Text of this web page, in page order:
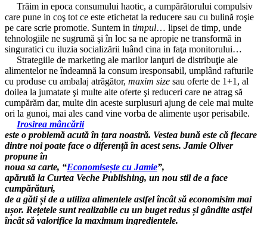
Trăim in epoca consumului haotic, a cumpărătorului compulsiv
care pune in coş tot ce este etichetat la reducere sau cu bulină roşie
pe care scrie promotie. Suntem in timpul… lipsei de timp, unde
tehnologiile ne sugrumă şi în loc sa ne apropie ne transformă in
singuratici cu iluzia socializării luând cina in faţa monitorului…
Strategiile de marketing ale marilor lanţuri de distribuţie ale
alimentelor ne îndeamnă la consum iresponsabil, umplând rafturile
cu produse cu ambalaj atrăgător, maxim size sau oferte de 1+1, al
doilea la jumatate şi multe alte oferte şi reduceri care ne atrag să
cumpărăm dar, multe din aceste surplusuri ajung de cele mai multe
ori la gunoi, mai ales cand vine vorba de alimente uşor perisabile.
Irosirea mâncării
este o problemă acută în țara noastră. Vestea bună este că fiecare
dintre noi poate face o diferență în acest sens. Jamie Oliver
propune în
noua sa carte, “Economisește cu Jamie”,
apărută la Curtea Veche Publishing, un nou stil de a face
cumpărături,
de a găti și de a utiliza alimentele astfel încât să economisim mai
ușor. Rețetele sunt realizabile cu un buget redus și gândite astfel
încât să valorifice la maximum ingredientele.